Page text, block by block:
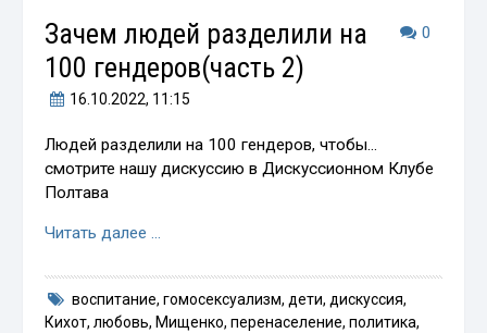
0
Зачем людей разделили на
100 гендеров(часть 2)
16.10.2022, 11:15
Людей разделили на 100 гендеров, чтобы…
смотрите нашу дискуссию в Дискуссионном Клубе
Полтава
Читать далее …
воспитание, гомосексуализм, дети, дискуссия,
Кихот,любовь, Мищенко,перенаселение,политика,